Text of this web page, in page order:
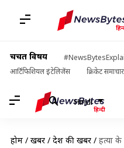
चर्चित विषय
आर्टिफिशियल इंटेलिजेंस
क्रिकेट समाचार
Hindi
होम / खबरें / देश की खबरें / हत्या के